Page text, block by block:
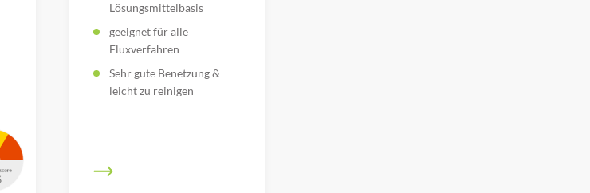
Lösungsmittelbasis
geeignet für alle
Fluxverfahren
Sehr gute Benetzung &
leicht zu reinigen